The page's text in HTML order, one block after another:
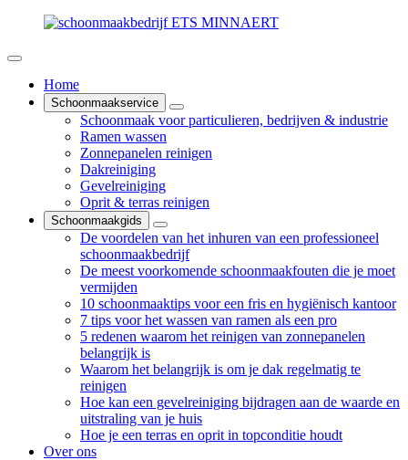
Home
Schoonmaakservice
Schoonmaak voor particulieren, bedrijven & industrie
Ramen wassen
Zonnepanelen reinigen
Dakreiniging
Gevelreiniging
Oprit & terras reinigen
Schoonmaakgids
De voordelen van het inhuren van een professioneel
schoonmaakbedrijf
De meest voorkomende schoonmaakfouten die je moet
vermijden
10 schoonmaaktips voor een fris en hygiënisch kantoor
7 tips voor het wassen van ramen als een pro
5 redenen waarom het reinigen van zonnepanelen
belangrijk is
Waarom het belangrijk is om je dak regelmatig te
reinigen
Hoe kan een gevelreiniging bijdragen aan de waarde en
uitstraling van je huis
Hoe je een terras en oprit in topconditie houdt
Over ons